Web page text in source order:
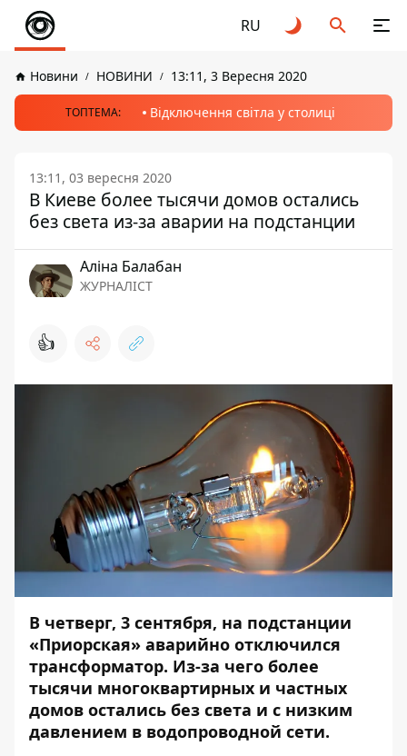
RU
Новини НОВИНИ 13:11, 3 Вересня 2020
ТОПТЕМА: Відключення світла у столиці
13:11, 03 вересня 2020
В Киеве более тысячи домов остались
без света из-за аварии на подстанции
Аліна Балабан
ЖУРНАЛІСТ
👍
В четверг, 3 сентября, на подстанции
«Приорская» аварийно отключился
трансформатор. Из-за чего более
тысячи многоквартирных и частных
домов остались без света и с низким
давлением в водопроводной сети.